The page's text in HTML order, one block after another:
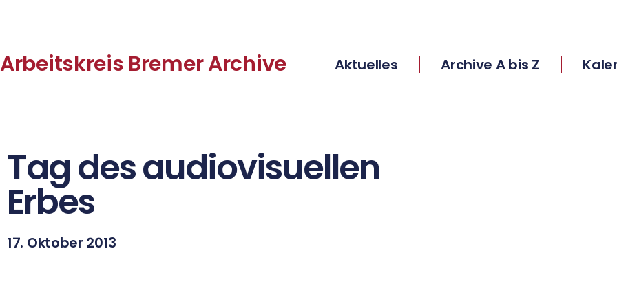
Arbeitskreis Bremer Archive Aktuelles Archive A bis Z
Tag des audiovisuellen
Erbes
17. Oktober 2013